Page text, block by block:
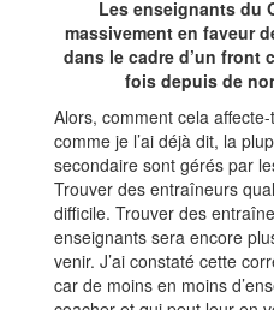
Les enseignants du
massivement en faveur
dans le cadre d’un front
fois depuis de
Alors, comment cela
comme je l’ai déjà dit, la
secondaire sont gérés par
Trouver des entraîneurs
difficile. Trouver des
enseignants sera encore
venir. J’ai constaté cette
car de moins en moins